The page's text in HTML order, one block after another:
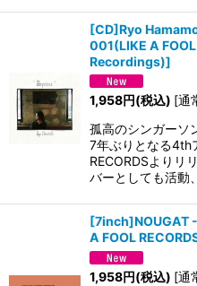
[CD]Ryo
001(LIKE A
Recordings)]
1,958円(税込) [通
孤高のシンガーソ
7年ぶりとなる4th
RECORDSよりリ
バーとしても活動
[7inch]NOUGAT
A FOOL
1,958円(税込) [通